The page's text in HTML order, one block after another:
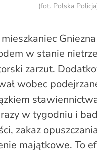
(fot. Polska
w stanie
zarzut.
wobec
w tygodniu i
zakaz
majątkowe. To